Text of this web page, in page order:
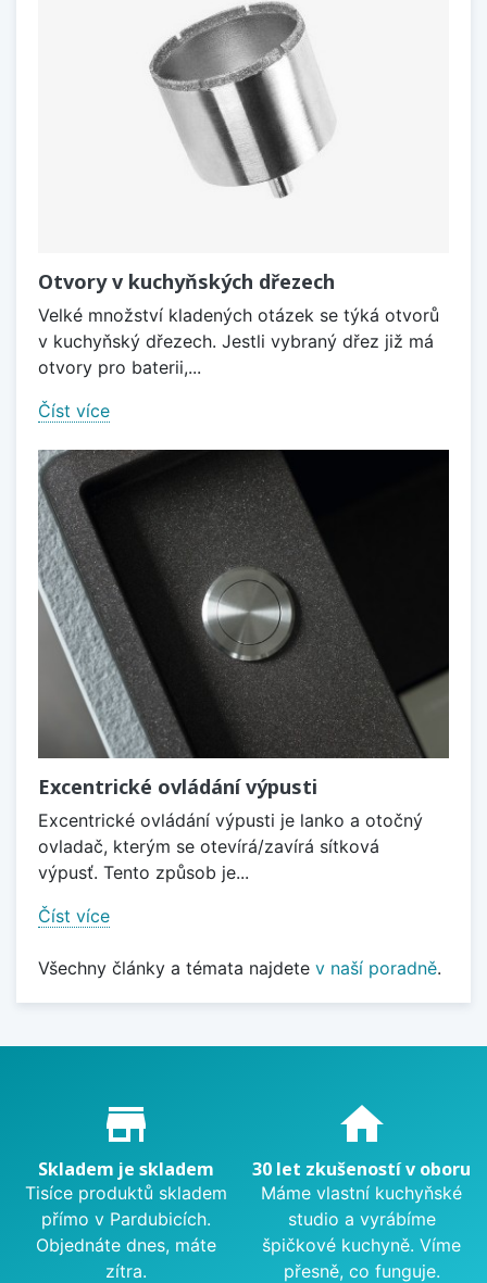
Otvory v kuchyňských dřezech
Velké množství kladených otázek se týká otvorů
v kuchyňský dřezech. Jestli vybraný dřez již má
otvory pro baterii,...
Číst více
Excentrické ovládání výpusti
Excentrické ovládání výpusti je lanko a otočný
ovladač, kterým se otevírá/zavírá sítková
výpusť. Tento způsob je...
Číst více
Všechny články a témata najdete v naší poradně.
Proč nakupovat u nás?
store_mall_directory
Skladem je skladem
Tisíce produktů skladem
přímo v Pardubicích.
Objednáte dnes, máte
zítra.
home
30 let zkušeností v oboru
Máme vlastní kuchyňské
studio a vyrábíme
špičkové kuchyně. Víme
přesně, co funguje.